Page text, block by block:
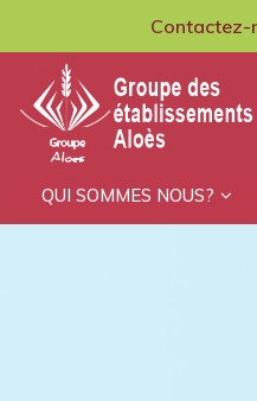
Contactez-
GCMPIH Aloes
QUI SOMMES NOUS?